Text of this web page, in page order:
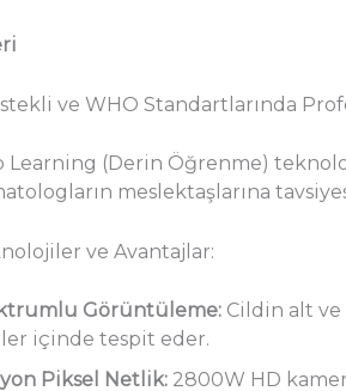
ve WHO Standartlarında
Learning (Derin Öğrenme)
meslektaşlarına
ve Avantajlar:
Görüntüleme: Cildin alt ve
içinde tespit eder.
Piksel Netlik: 2800W HD